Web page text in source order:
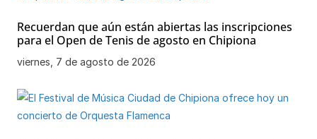
Recuerdan que aún están abiertas las inscripciones
para el Open de Tenis de agosto en Chipiona
viernes, 7 de agosto de 2026